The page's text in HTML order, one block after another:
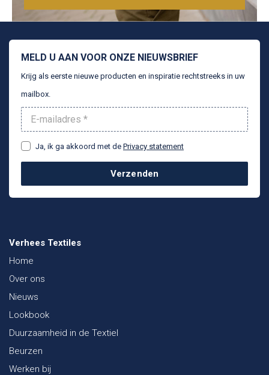
MELD U AAN VOOR ONZE NIEUWSBRIEF
Krijg als eerste nieuwe producten en inspiratie rechtstreeks in uw
mailbox.
Ja, ik ga akkoord met de Privacy statement
Verzenden
Verhees Textiles
Home
Over ons
Nieuws
Lookbook
Duurzaamheid in de Textiel
Beurzen
Werken bij